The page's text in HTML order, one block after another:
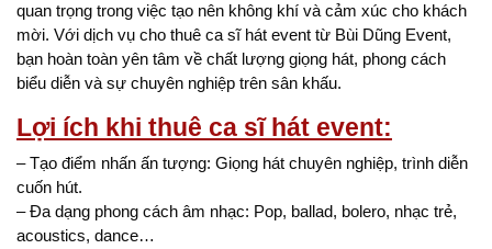
quan trọng trong việc tạo nên không khí và cảm xúc cho khách
mời. Với dịch vụ cho thuê ca sĩ hát event từ Bùi Dũng Event,
bạn hoàn toàn yên tâm về chất lượng giọng hát, phong cách
biểu diễn và sự chuyên nghiệp trên sân khấu.
Lợi ích khi thuê ca sĩ hát event:
– Tạo điểm nhấn ấn tượng: Giọng hát chuyên nghiệp, trình diễn
cuốn hút.
– Đa dạng phong cách âm nhạc: Pop, ballad, bolero, nhạc trẻ,
acoustics, dance…